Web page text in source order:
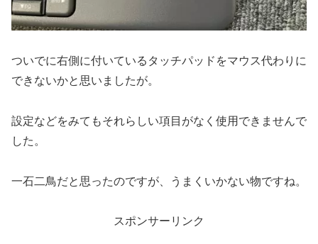
ついでに右側に付いているタッチパッドをマウス代わりに
できないかと思いましたが。
設定などをみてもそれらしい項目がなく使用できませんで
した。
一石二鳥だと思ったのですが、うまくいかない物ですね。
スポンサーリンク